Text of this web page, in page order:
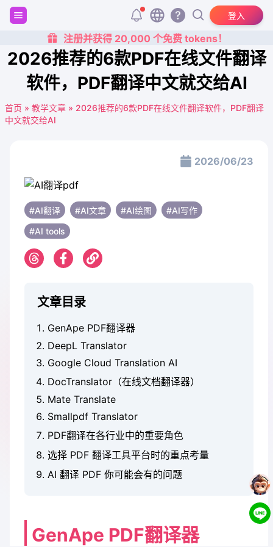
登入
注册并获得 20,000 个免费 tokens！
2026推荐的6款PDF在线文件翻译
软件，PDF翻译中文就交给AI
首页 » 教学文章 » 2026推荐的6款PDF在线文件翻译软件，PDF翻译
中文就交给AI
2026/06/23
#AI翻译 #AI文章 #AI绘图
#AI写作
#AI tools
文章目录
GenApe PDF翻译器
DeepL Translator
Google Cloud Translation AI
DocTranslator（在线文档翻译器）
Mate Translate
Smallpdf Translator
PDF翻译在各行业中的重要角色
选择 PDF 翻译工具平台时的重点考量
AI 翻译 PDF 你可能会有的问题
GenApe PDF翻译器